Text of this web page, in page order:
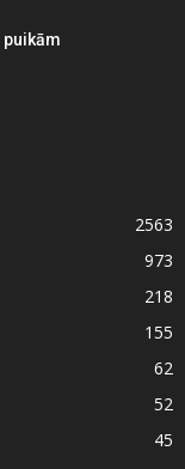
2563
973
218
155
62
52
45